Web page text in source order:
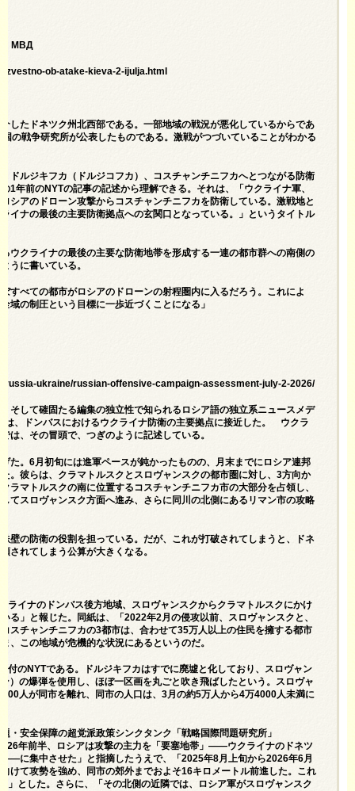
МВД
ob-atake-kieva-2-ijulja.html
したドネツク州北西部である。一部地域の戦況が悪化しているからであ
の戦争研究所が公表したものである。激戦がつづいていることがわかる
ドルジキフカ（ドルジコフカ）、コスチャンチニフカへとつながる防衛
1年前のNYTの記事の記述から理解できる。それは、
「ウクライナ軍、
アのドローン攻撃からコスチャンチニフカを防衛している。激戦地と
イナの最後の主要防衛拠点への玄関口となっている。」
というタイトル
ウクライナの最後の主要な防衛地帯を形成する一連の都市群への南側の
うに書いている。
すべての都市がロシアのドローンの射程圏内に入るだろう。これによ
域の制圧という目標に一歩近づくことになる」
russia-ukraine/russian-offensive-campaign-assessment-july-2-2026/
そして確固たる編集の独立性で知られるロシア語の独立系ニュースメデ
は、ドンバスにおけるウクライナ防衛の主要拠点に接近した。 ウクラ
では、その冒頭で、つぎのように記述している。
た。6月初旬には進軍ペースが鈍かったものの、月末までにロシア連邦
。彼らは、クラマトルスクとスロヴャンスクの都市圏に対し、3方向か
ラマトルスクの南に位置するコスチャンチニフカ市の大部分を占領し、
てスロヴャンスク方面へ進み、さらに同川の北側にあるリマン市の攻略
壁の防衛の役割を担っている。だが、これが打破されてしまうと、ドネ
されてしまう公算が大きくなる。
ライナのドンバス後方地域、スロヴャンスクからクラマトルスクにかけ
る」と報じた。同紙は、「2022年2月の侵攻以前、スロヴャンスクと、
スチャンチニフカの3都市は、合わせて35万人以上の住民を擁する都市
、この地域が危機的な状況にあるというのだ。
付のNYTである。ドルジキフカはすでに廃墟と化しており、スロヴャン
）の爆弾を使用し、ほぼ一区画を丸ごと吹き飛ばしたという。スロヴャ
人が同市を離れ、同市の人口は、3月の約5万人から4万4000人未満に
・安全保障の超党派政策シンクタンク「戦略国際問題研究所」
年前半、ロシアは攻撃の主力を「要塞地帯」――ウクライナのドネツ
に集中させた」と指摘したうえで、「2025年8月上旬から2026年6月
けて攻勢を強め、同市の郊外までおよそ16キロメートル前進した。これ
」とした。さらに、「その北側の近隣では、ロシア軍がスロヴャンスク